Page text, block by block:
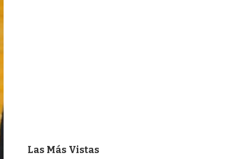
Las Más Vistas